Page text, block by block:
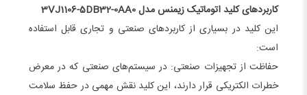
کاربردهای کلید اتوماتیک زیمنس مدل 3VJ1106-5DB32-0AA0
این کلید در بسیاری از کاربردهای صنعتی و تجاری قابل استفاده
است:
حفاظت از تجهیزات صنعتی: در سیستم‌های صنعتی که در معرض
خطرات الکتریکی قرار دارند، این کلید نقش مهمی در حفظ سلامت